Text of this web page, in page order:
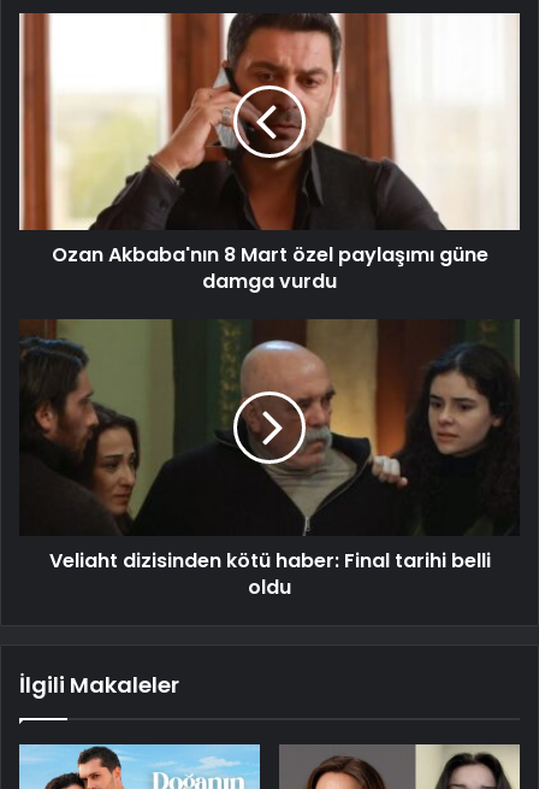
Ozan Akbaba'nın 8 Mart özel paylaşımı güne
damga vurdu
Veliaht dizisinden kötü haber: Final tarihi belli
oldu
İlgili Makaleler